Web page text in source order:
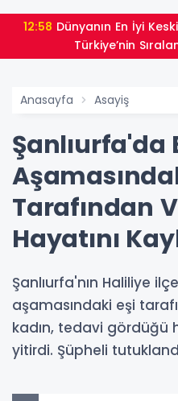
12:58
Türkiye’nin
Anasayfa Asayiş
Şanlıurfa'da
Tarafından
Hayatını
Şanlıurfa'nın Haliliye
aşamasındaki eşi
kadın, tedavi gördüğü
yitirdi. Şüpheli